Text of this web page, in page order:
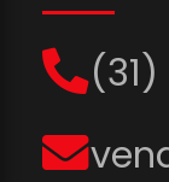
(31)